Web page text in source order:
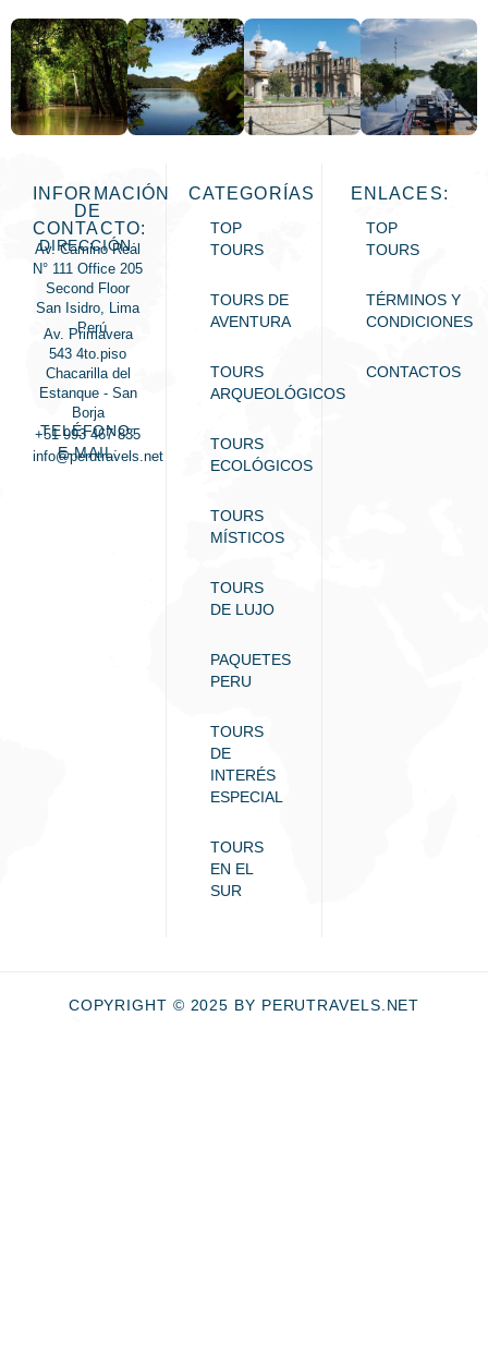
INFORMACIÓN
DE
CONTACTO:
DIRECCIÓN:
Av. Camino Real
N° 111 Office 205
Second Floor
San Isidro, Lima
- Perú
Av. Primavera
543 4to.piso
Chacarilla del
Estanque - San
Borja
TELÉFONO:
+51 993 467 835
E-MAIL:
info@perutravels.net
CATEGORÍAS
TOP
TOURS
TOURS DE
AVENTURA
TOURS
ARQUEOLÓGICOS
TOURS
ECOLÓGICOS
TOURS
MÍSTICOS
TOURS
DE LUJO
PAQUETES
PERU
TOURS
DE
INTERÉS
ESPECIAL
TOURS
EN EL
SUR
ENLACES:
TOP
TOURS
TÉRMINOS Y
CONDICIONES
CONTACTOS
COPYRIGHT © 2025 BY PERUTRAVELS.NET